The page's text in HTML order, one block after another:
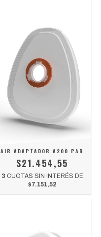
AIR ADAPTADOR A200 PAR
$21.454,55
3 CUOTAS SIN INTERÉS DE
$7.151,52